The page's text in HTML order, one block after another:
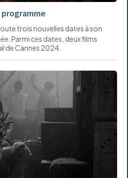
trois nouvelles dates à son
Parmi ces dates, deux films
de Cannes 2024.